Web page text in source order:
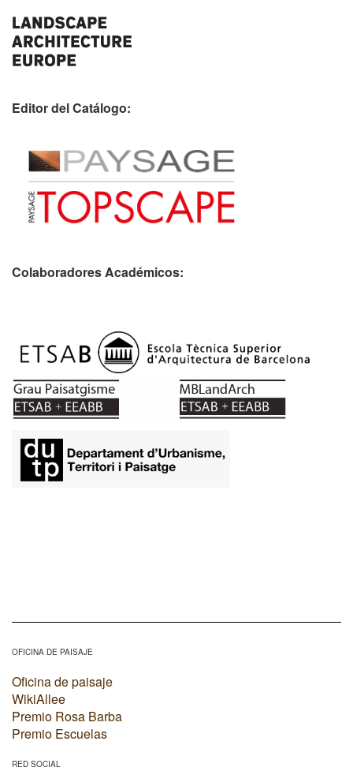
Editor del Catálogo:
Colaboradores Académicos:
OFICINA DE PAISAJE
Oficina de paisaje
WikiAllee
Premio Rosa Barba
Premio Escuelas
RED SOCIAL